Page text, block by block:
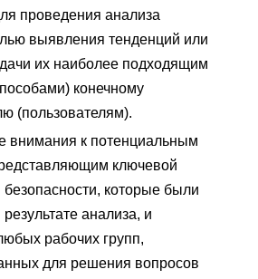
проведения анализа
выявления тенденций или
их наиболее подходящим
конечному
(пользователям).
внимания к потенциальным
ключевой
безопасности, которые были
анализа, и
рабочих групп,
для решения вопросов